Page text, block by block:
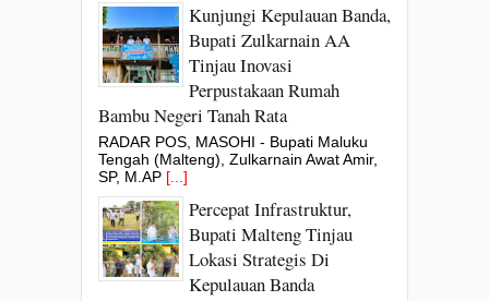
Kunjungi Kepulauan Banda,
Bupati Zulkarnain AA
Tinjau Inovasi
Perpustakaan Rumah
Bambu Negeri Tanah Rata
RADAR POS, MASOHI - Bupati Maluku
Tengah (Malteng), Zulkarnain Awat Amir,
SP, M.AP [...]
Percepat Infrastruktur,
Bupati Malteng Tinjau
Lokasi Strategis Di
Kepulauan Banda